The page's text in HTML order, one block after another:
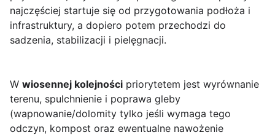
najczęściej startuje się od przygotowania podłoża i
infrastruktury, a dopiero potem przechodzi do
sadzenia, stabilizacji i pielęgnacji.
W wiosennej kolejności priorytetem jest wyrównanie
terenu, spulchnienie i poprawa gleby
(wapnowanie/dolomity tylko jeśli wymaga tego
odczyn, kompost oraz ewentualne nawożenie